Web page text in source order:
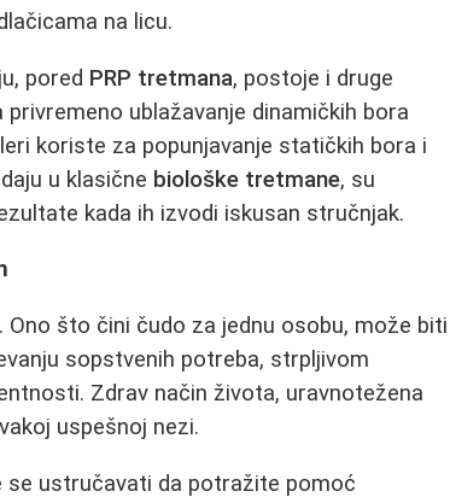
na licu.
pored PRP tretmana, postoje i druge
ublažavanje dinamičkih bora
koriste za popunjavanje statičkih bora i
u klasične biološke tretmane, su
kada ih izvodi iskusan stručnjak.
što čini čudo za jednu osobu, može biti
sopstvenih potreba, strpljivom
Zdrav način života, uravnotežena
uspešnoj nezi.
se ustručavati da potražite pomoć